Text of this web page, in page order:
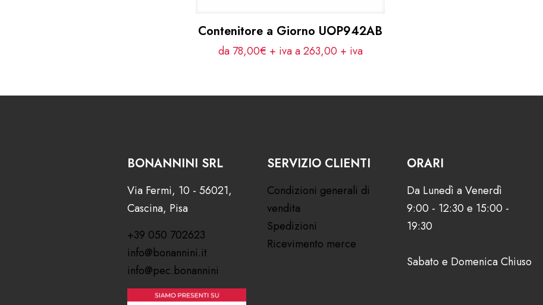
Contenitore a Giorno UOP942AB
da 78,00€ + iva a 263,00 + iva
BONANNINI SRL
Via Fermi, 10 - 56021,
Cascina, Pisa
+39 050 702623
info@bonannini.it
info@pec.bonannini
SERVIZIO CLIENTI
Condizioni generali di
vendita
Spedizioni
Ricevimento merce
ORARI
Da Lunedì a Venerdì
9:00 - 12:30 e 15:00 -
19:30
Sabato e Domenica Chiuso